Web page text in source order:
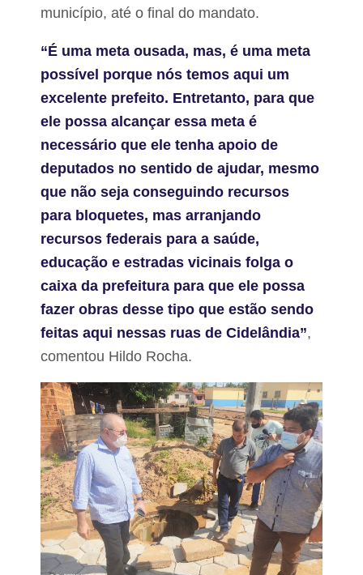
município, até o final do mandato.
“É uma meta ousada, mas, é uma meta
possível porque nós temos aqui um
excelente prefeito. Entretanto, para que
ele possa alcançar essa meta é
necessário que ele tenha apoio de
deputados no sentido de ajudar, mesmo
que não seja conseguindo recursos
para bloquetes, mas arranjando
recursos federais para a saúde,
educação e estradas vicinais folga o
caixa da prefeitura para que ele possa
fazer obras desse tipo que estão sendo
feitas aqui nessas ruas de Cidelândia”,
comentou Hildo Rocha.